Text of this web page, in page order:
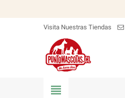
Visita Nuestras Tiendas
view_headline